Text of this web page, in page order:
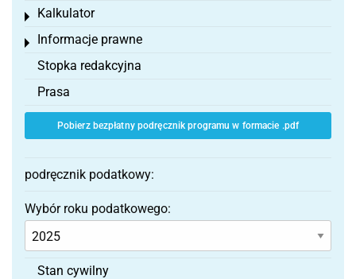
Kalkulator
Toggle menu
Informacje prawne
Toggle menu
Stopka redakcyjna
Prasa
Pobierz bezpłatny podręcznik programu w formacie .pdf
podręcznik podatkowy:
Wybór roku podatkowego:
Stan cywilny